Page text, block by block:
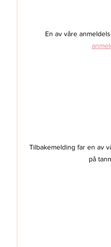
En av våre
Tilbakemelding far en av
på